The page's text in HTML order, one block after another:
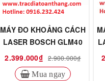
MÁY ĐO KHOẢNG CÁCH
LASER BOSCH GLM40
2.399.000₫ 2.900.000₫
Mua ngay